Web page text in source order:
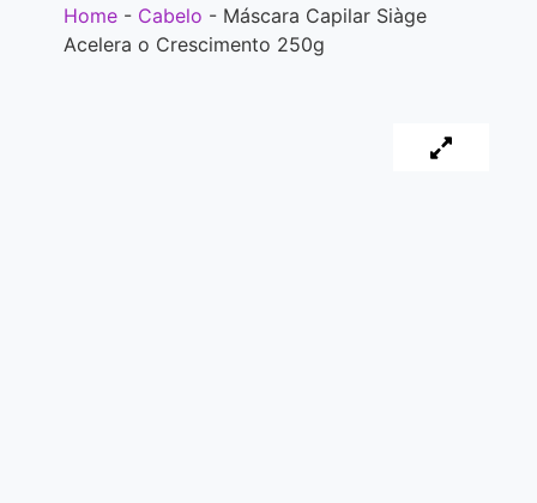
Home- Cabelo - Máscara Capilar Siàge
Acelera o Crescimento 250g